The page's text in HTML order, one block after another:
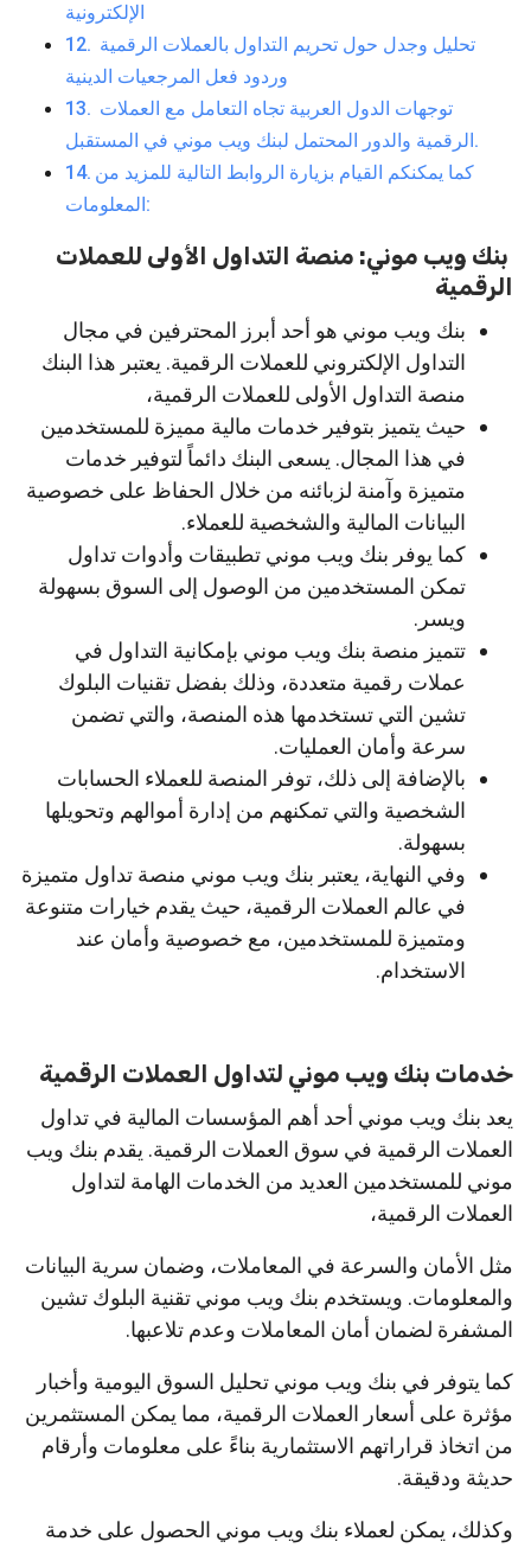
الإلكترونية
وردود فعل المرجعيات الدينية
الرقمية والدور المحتمل لبنك ويب موني في المستقبل.
كما يمكنكم القيام بزيارة الروابط التالية للمزيد من
المعلومات:
بنك ويب موني: منصة التداول الأولى للعملات
الرقمية
بنك ويب موني هو أحد أبرز المحترفين في مجال
التداول الإلكتروني للعملات الرقمية. يعتبر هذا البنك
منصة التداول الأولى للعملات الرقمية،
حيث يتميز بتوفير خدمات مالية مميزة للمستخدمين
في هذا المجال. يسعى البنك دائماً لتوفير خدمات
متميزة وآمنة لزبائنه من خلال الحفاظ على خصوصية
البيانات المالية والشخصية للعملاء.
كما يوفر بنك ويب موني تطبيقات وأدوات تداول
تمكن المستخدمين من الوصول إلى السوق بسهولة
ويسر.
تتميز منصة بنك ويب موني بإمكانية التداول في
عملات رقمية متعددة، وذلك بفضل تقنيات البلوك
تشين التي تستخدمها هذه المنصة، والتي تضمن
سرعة وأمان العمليات.
بالإضافة إلى ذلك، توفر المنصة للعملاء الحسابات
الشخصية والتي تمكنهم من إدارة أموالهم وتحويلها
بسهولة.
وفي النهاية، يعتبر بنك ويب موني منصة تداول متميزة
في عالم العملات الرقمية، حيث يقدم خيارات متنوعة
ومتميزة للمستخدمين، مع خصوصية وأمان عند
الاستخدام.
خدمات بنك ويب موني لتداول العملات الرقمية
يعد بنك ويب موني أحد أهم المؤسسات المالية في تداول
العملات الرقمية في سوق العملات الرقمية. يقدم بنك ويب
موني للمستخدمين العديد من الخدمات الهامة لتداول
العملات الرقمية،
مثل الأمان والسرعة في المعاملات، وضمان سرية البيانات
والمعلومات. ويستخدم بنك ويب موني تقنية البلوك تشين
المشفرة لضمان أمان المعاملات وعدم تلاعبها.
كما يتوفر في بنك ويب موني تحليل السوق اليومية وأخبار
مؤثرة على أسعار العملات الرقمية، مما يمكن المستثمرين
من اتخاذ قراراتهم الاستثمارية بناءً على معلومات وأرقام
حديثة ودقيقة.
وكذلك، يمكن لعملاء بنك ويب موني الحصول على خدمة